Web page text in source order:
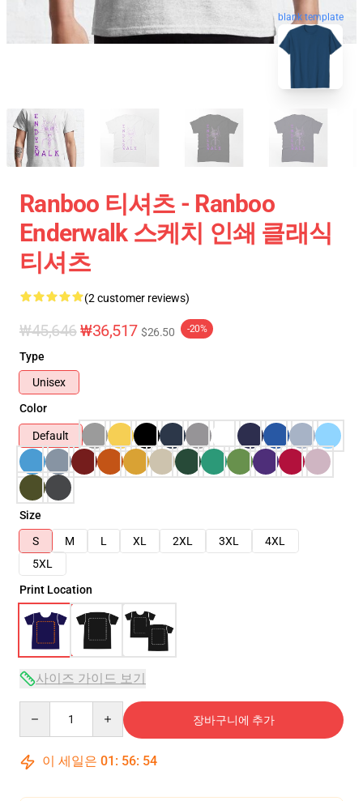
blank template
Ranboo 티셔츠 - Ranboo
Enderwalk 스케치 인쇄 클래식
티셔츠
(2 customer reviews)
₩45,646₩36,517 $26.50 -20%
Type
Unisex
Color
Default
Size
S
M L XL 2XL 3XL
4XL
5XL
Print Location
사이즈 가이드 보기
장바구니에 추가
이 세일은 01 : 56: 53